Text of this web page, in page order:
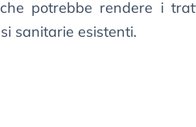
potrebbe rendere i
sanitarie esistenti.